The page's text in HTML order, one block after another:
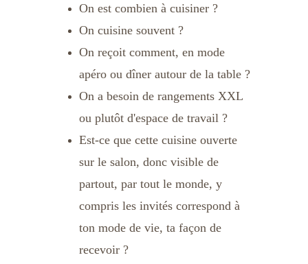
On est combien à cuisiner ?
On cuisine souvent ?
On reçoit comment, en mode
apéro ou dîner autour de la table ?
On a besoin de rangements XXL
ou plutôt d'espace de travail ?
Est-ce que cette cuisine ouverte
sur le salon, donc visible de
partout, par tout le monde, y
compris les invités correspond à
ton mode de vie, ta façon de
recevoir ?